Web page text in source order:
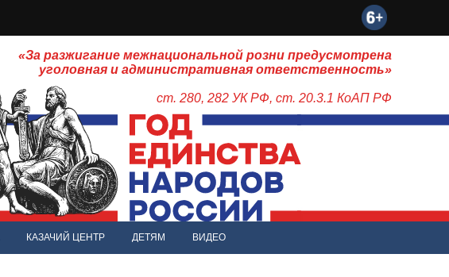
«За разжигание межнациональной розни предусмотрена
уголовная и административная ответственность»
ст. 280, 282 УК РФ, ст. 20.3.1 КоАП РФ
КАЗАЧИЙ ЦЕНТР ДЕТЯМ ВИДЕО